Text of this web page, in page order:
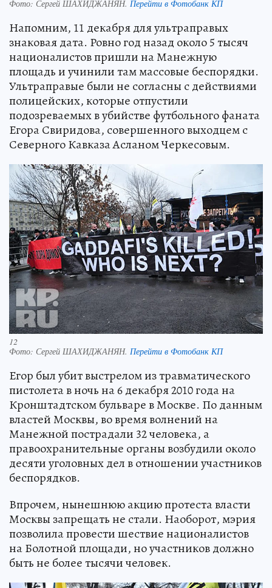
Фото: Сергей ШАХИДЖАНЯН. Перейти в Фотобанк КП
Напомним, 11 декабря для ультраправых
знаковая дата. Ровно год назад около 5 тысяч
националистов пришли на Манежную
площадь и учинили там массовые беспорядки.
Ультраправые были не согласны с действиями
полицейских, которые отпустили
подозреваемых в убийстве футбольного фаната
Егора Свиридова, совершенного выходцем с
Северного Кавказа Асланом Черкесовым.
12
Фото: Сергей ШАХИДЖАНЯН. Перейти в Фотобанк КП
Егор был убит выстрелом из травматического
пистолета в ночь на 6 декабря 2010 года на
Кронштадтском бульваре в Москве. По данным
властей Москвы, во время волнений на
Манежной пострадали 32 человека, а
правоохранительные органы возбудили около
десяти уголовных дел в отношении участников
беспорядков.
Впрочем, нынешнюю акцию протеста власти
Москвы запрещать не стали. Наоборот, мэрия
позволила провести шествие националистов
на Болотной площади, но участников должно
быть не более тысячи человек.